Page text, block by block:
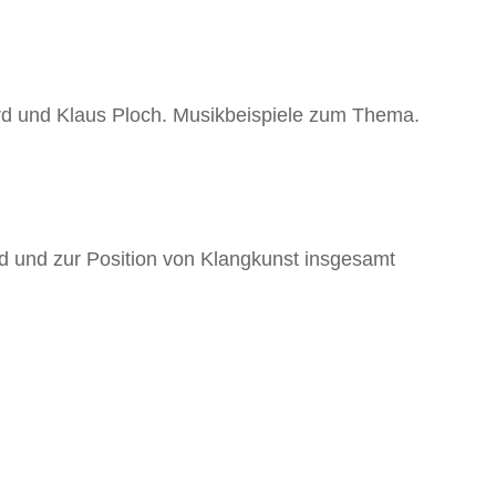
und Klaus Ploch. Musikbeispiele zum Thema.
und zur Position von Klangkunst insgesamt